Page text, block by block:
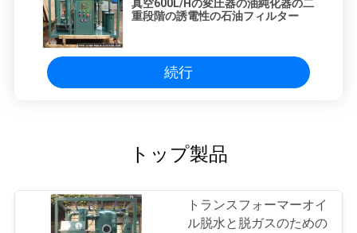
真空600L/Hの変圧器の油純化器の二
重段階の誘電性の石油フィルター
続行
トップ製品
トランスフォーマーオイ
ル脱水と脱ガスのための